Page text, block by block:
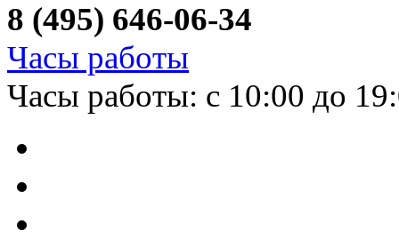
8 (495) 646-06-34
Часы работы
Часы работы: с 10:00 до